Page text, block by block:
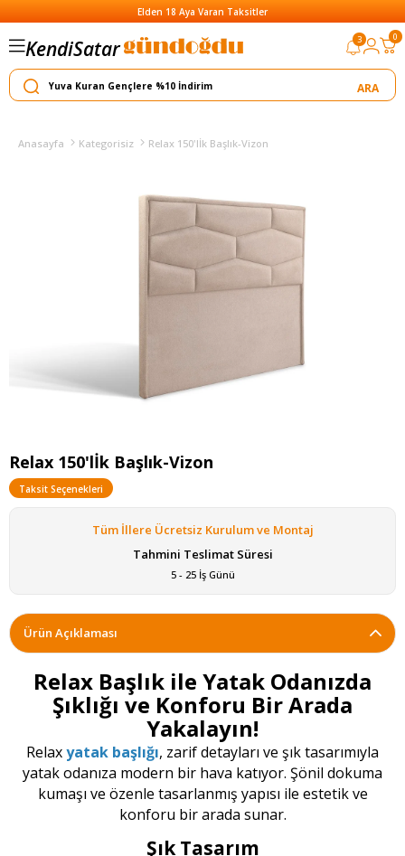
Elden 18 Aya Varan Taksitler
KendiSatar
Yapar
3 0
Anasayfa Kategorisiz Relax 150'lİk Başlık-Vizon
Relax 150'lİk Başlık-Vizon
Taksit Seçenekleri
Tüm İllere Ücretsiz Kurulum ve Montaj
Tahmini Teslimat Süresi
5 - 25 İş Günü
Ürün Açıklaması
Relax Başlık ile Yatak Odanızda
Şıklığı ve Konforu Bir Arada
Yakalayın!
Relaxyatak başlığı, zarif detayları ve şık tasarımıyla
yatak odanıza modern bir hava katıyor. Şönil dokuma
kumaşı ve özenle tasarlanmış yapısı ile estetik ve
konforu bir arada sunar.
Şık Tasarım